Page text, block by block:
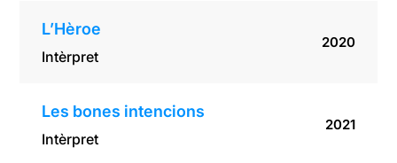
L’Hèroe
Intèrpret
2020
Les bones intencions
Intèrpret
2021